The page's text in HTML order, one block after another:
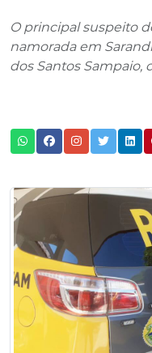
O principal suspeito
namorada em
dos Santos Sampaio,